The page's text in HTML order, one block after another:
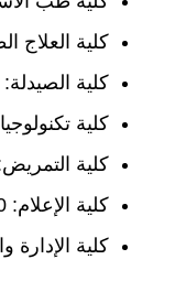
كلية العلاج الطبيعي:
كلية الصيدلة: 72,000 جنيه مصري.
كلية تكنولوجيا
كلية التمريض: 36,000 جنيه
كلية الإعلام: 40,000 جنيه مصري.
كلية الإدارة والاقتصاد: